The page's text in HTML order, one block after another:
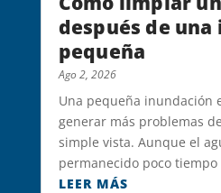
después de
pequeña
Ago 2, 2026
Una pequeña inundación
generar más problemas
simple vista. Aunque el
permanecido poco
LEER MÁS